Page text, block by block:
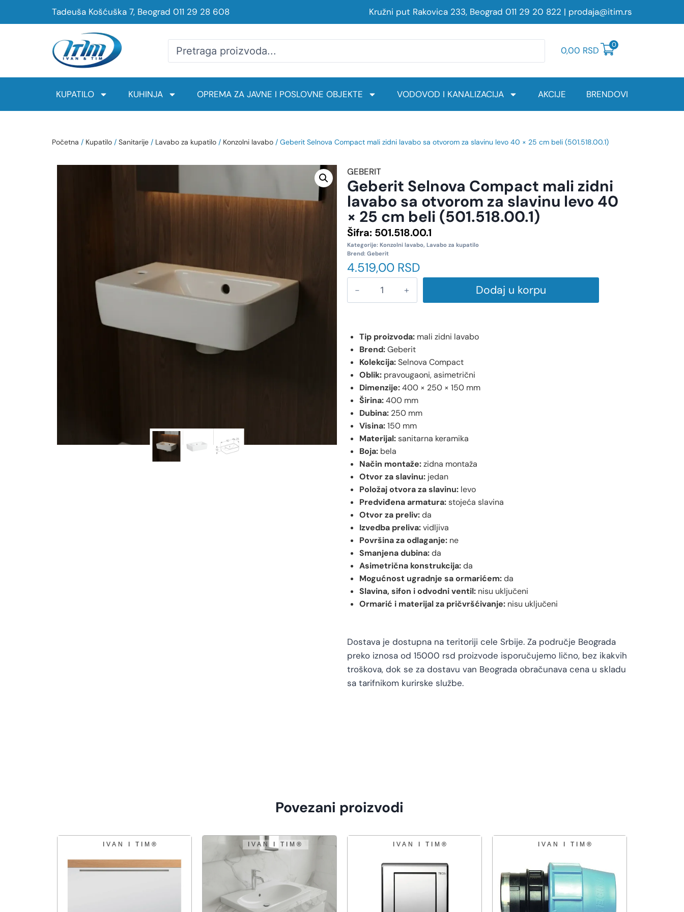
Tadeuša Košćuška 7, Beograd 011 29 28 608 Kružni put Rakovica 233, Beograd 011 29 20 822 | prodaja@itim.rs
0,00 RSD
0
KUPATILO KUHINJA OPREMA ZA JAVNE I POSLOVNE OBJEKTE VODOVOD I KANALIZACIJA AKCIJE BRENDOVI
Početna / Kupatilo / Sanitarije / Lavabo za kupatilo / Konzolni lavabo / Geberit Selnova Compact mali zidni lavabo sa otvorom za slavinu levo 40 × 25 cm beli (501.518.00.1)
GEBERIT
Geberit Selnova Compact mali zidni
lavabo sa otvorom za slavinu levo 40
× 25 cm beli (501.518.00.1)
Šifra: 501.518.00.1
Kategorije: Konzolni lavabo, Lavabo za kupatilo
Brend: Geberit
4.519,00 RSD
Dodaj u korpu
Tip proizvoda: mali zidni lavabo
Brend:Geberit
Kolekcija:Selnova Compact
Oblik: pravougaoni, asimetrični
Dimenzije:400 × 250 × 150 mm
Širina:400 mm
Dubina: 250 mm
Visina:150 mm
Materijal:sanitarna keramika
Boja: bela
Način montaže:zidna montaža
Otvor za slavinu: jedan
Položaj otvora za slavinu: levo
Predviđena armatura:stojeća slavina
Otvor za preliv:da
Izvedba preliva:vidljiva
Površina za odlaganje: ne
Smanjena dubina:da
Asimetrična konstrukcija:da
Mogućnost ugradnje sa ormarićem:da
Slavina, sifon i odvodni ventil: nisu uključeni
Ormarić i materijal za pričvršćivanje: nisu uključeni
Dostava je dostupna na teritoriji cele Srbije. Za područje Beograda
preko iznosa od 15000 rsd proizvode isporučujemo lično, bez ikakvih
troškova, dok se za dostavu van Beograda obračunava cena u skladu
sa tarifnikom kurirske službe.
Povezani proizvodi